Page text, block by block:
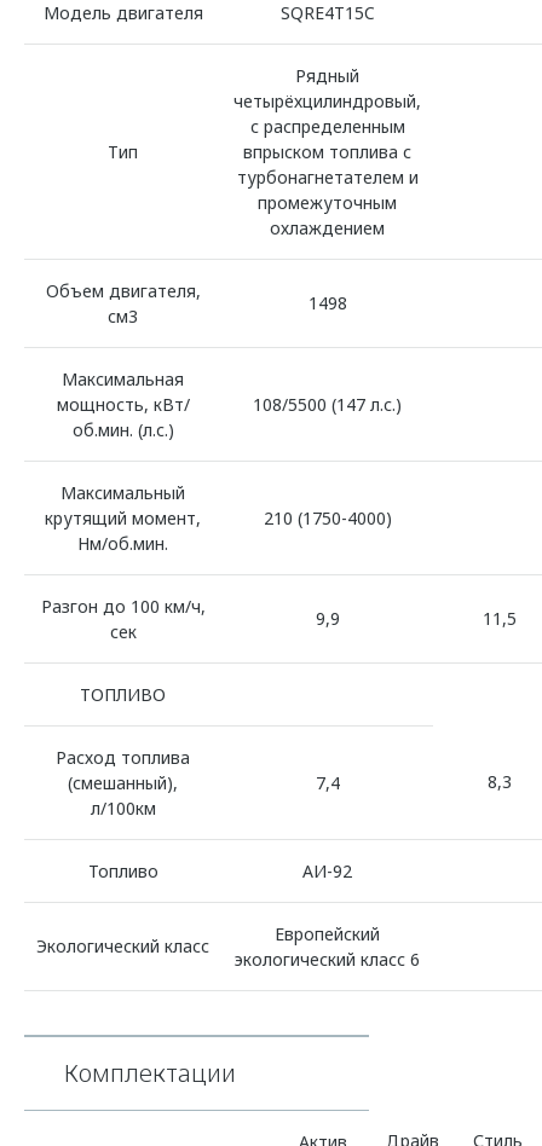
Модель двигателя SQRE4T15C
Тип
Рядный
четырёхцилиндровый,
с распределенным
впрыском топлива с
турбонагнетателем и
промежуточным
охлаждением
Объем двигателя,
см3
1498
Максимальная
мощность, кВт/
об.мин. (л.с.)
108/5500 (147 л.с.)
Максимальный
крутящий момент,
Нм/об.мин.
210 (1750-4000)
Разгон до 100 км/ч,
сек
9,9 11,5
ТОПЛИВО
Расход топлива
(смешанный),
л/100км
7,4 8,3
Топливо АИ-92
Экологический класс
Европейский
экологический класс 6
Комплектации
Драйв Стиль